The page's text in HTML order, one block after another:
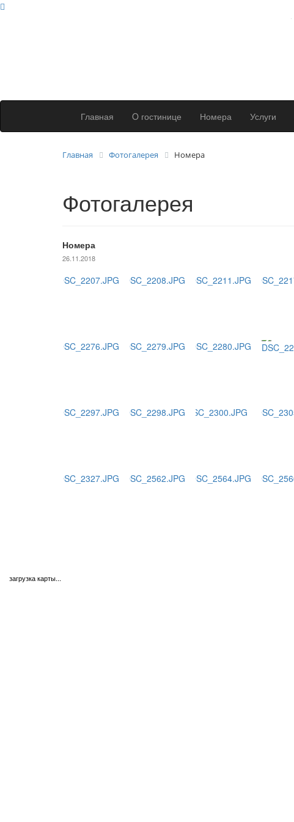
Главная O гостинице Номера Услуги
Главная Фотогалерея Номера
Фотогалерея
Номера
26.11.2018
загрузка карты...